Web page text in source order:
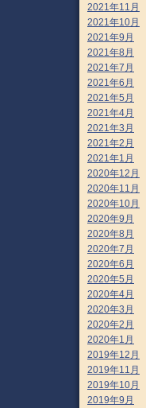
2021年11月
2021年10月
2021年9月
2021年8月
2021年7月
2021年6月
2021年5月
2021年4月
2021年3月
2021年2月
2021年1月
2020年12月
2020年11月
2020年10月
2020年9月
2020年8月
2020年7月
2020年6月
2020年5月
2020年4月
2020年3月
2020年2月
2020年1月
2019年12月
2019年11月
2019年10月
2019年9月